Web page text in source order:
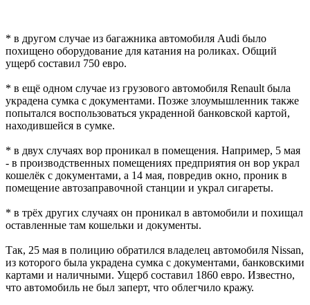
* в другом случае из багажника автомобиля Audi было
похищено оборудование для катания на роликах. Общий
ущерб составил 750 евро.
* в ещё одном случае из грузового автомобиля Renault была
украдена сумка с документами. Позже злоумышленник также
попытался воспользоваться украденной банковской картой,
находившейся в сумке.
* в двух случаях вор проникал в помещения. Например, 5 мая
- в производственных помещениях предприятия он вор украл
кошелёк с документами, а 14 мая, повредив окно, проник в
помещение автозаправочной станции и украл сигареты.
* в трёх других случаях он проникал в автомобили и похищал
оставленные там кошельки и документы.
Так, 25 мая в полицию обратился владелец автомобиля Nissan,
из которого была украдена сумка с документами, банковскими
картами и наличными. Ущерб составил 1860 евро. Известно,
что автомобиль не был заперт, что облегчило кражу.